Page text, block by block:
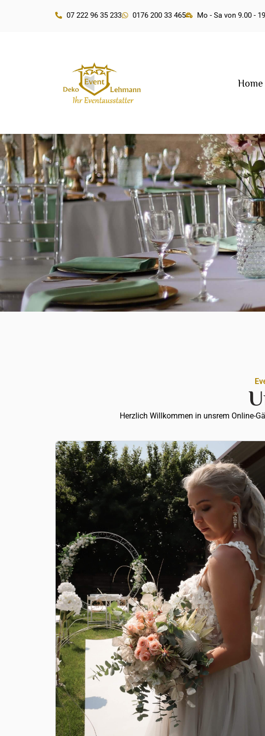
07 222 96 35 233 0176 200 33 465 Mo - Sa von 9.00 -
Home
Herzlich Willkommen in unsrem Online-